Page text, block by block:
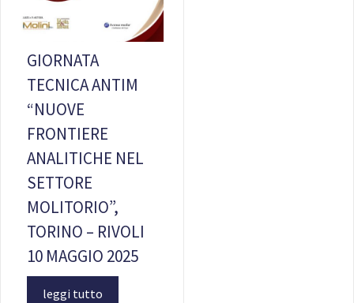
GIORNATA
TECNICA ANTIM
“NUOVE
FRONTIERE
ANALITICHE NEL
SETTORE
MOLITORIO”,
TORINO – RIVOLI
10 MAGGIO 2025
leggi tutto